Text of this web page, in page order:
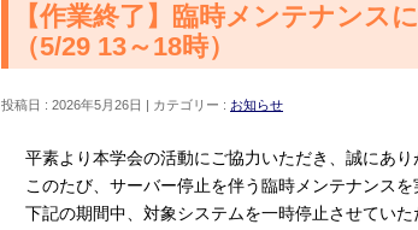
【作業終了】臨時メンテナンス
（5/29 13～18時）
投稿日 : 2026年5月26日 カテゴリー : お知らせ
平素より本学会の活動にご協力いただき、誠にあり
このたび、サーバー停止を伴う臨時メンテナンスを
下記の期間中、対象システムを一時停止させていた